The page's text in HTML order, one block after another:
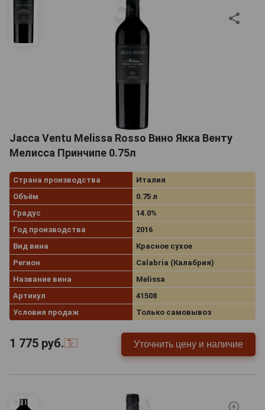
Jacca Ventu Melissa Rosso Вино Якка Венту
Мелисса Принчипе 0.75л
Страна производства
Италия
Объём
0.75 л
Градус
14.0%
Год производства
2016
Вид вина
Красное сухое
Регион
Calabria (Калабрия)
Название вина
Melissa
Артикул
41508
Условия продаж
Только самовывоз
1 775 руб. Уточнить цену и наличие